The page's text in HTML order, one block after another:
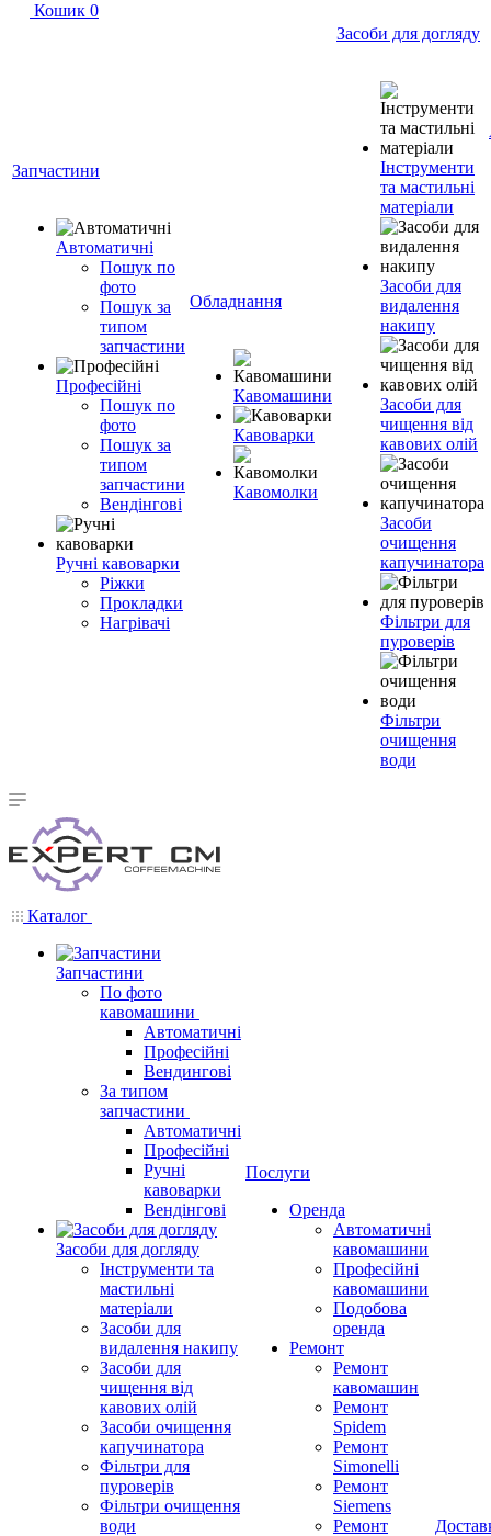
Кошик 0
Запчастини
Автоматичні
Пошук по
фото
Пошук за
типом
запчастини
Професійні
Пошук по
фото
Пошук за
типом
запчастини
Вендінгові
Ручні кавоварки
Ріжки
Прокладки
Нагрівачі
Обладнання
Кавомашини
Кавоварки
Кавомолки
Засоби для догляду
Інструменти
та мастильні
матеріали
Засоби для
видалення
накипу
Засоби для
чищення від
кавових олій
Засоби
очищення
капучинатора
Фільтри для
пуроверів
Фільтри
очищення
води
Каталог
Запчастини
По фото
кавомашини
Автоматичні
Професійні
Вендингові
За типом
запчастини
Автоматичні
Професійні
Ручні
кавоварки
Вендінгові
Засоби для догляду
Інструменти та
мастильні
матеріали
Засоби для
видалення накипу
Засоби для
чищення від
кавових олій
Засоби очищення
капучинатора
Фільтри для
пуроверів
Фільтри очищення
води
Послуги
Оренда
Автоматичні
кавомашини
Професійні
кавомашини
Подобова
оренда
Ремонт
Ремонт
кавомашин
Ремонт
Spidem
Ремонт
Simonelli
Ремонт
Siemens
Ремонт